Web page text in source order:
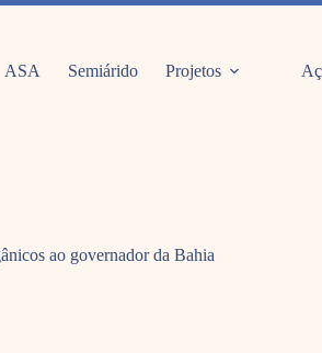
ASA Semiárido Projetos
ao governador da Bahia